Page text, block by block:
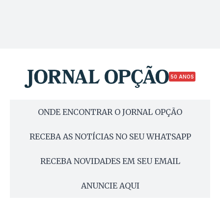
50 ANOS
ONDE ENCONTRAR O JORNAL OPÇÃO
RECEBA AS NOTÍCIAS NO SEU WHATSAPP
RECEBA NOVIDADES EM SEU EMAIL
ANUNCIE AQUI